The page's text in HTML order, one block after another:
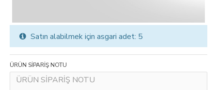
ÜRÜN SİPARİŞ NOTU
Satın alabilmek için asgari adet: 5